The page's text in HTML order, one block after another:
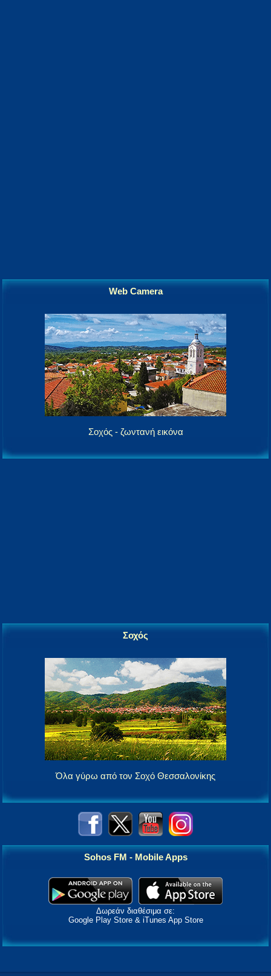
Web Camera
Σοχός - ζωντανή εικόνα
Σοχός
Όλα γύρω από τον Σοχό Θεσσαλονίκης
Sohos FM - Mobile Apps
Δωρεάν διαθέσιμα σε:
Google Play Store & iTunes App Store